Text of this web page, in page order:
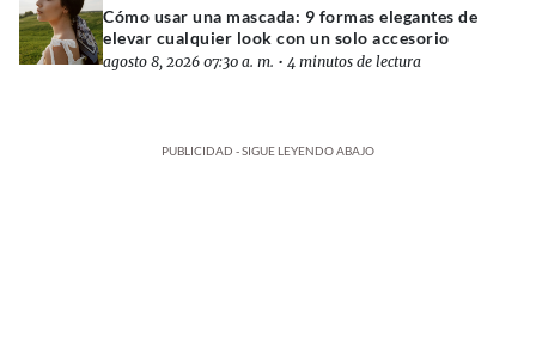
Cómo usar una mascada: 9 formas elegantes de
elevar cualquier look con un solo accesorio
agosto 8, 2026 07:30 a. m. • 4 minutos de lectura
PUBLICIDAD - SIGUE LEYENDO ABAJO